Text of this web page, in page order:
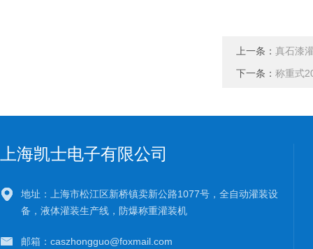
上一条： 真石漆
下一条： 称重式
上海凯士电子有限公司
地址：上海市松江区新桥镇卖新公路1077号，全自动灌装设
备，液体灌装生产线，防爆称重灌装机
邮箱：caszhongguo@foxmail.com